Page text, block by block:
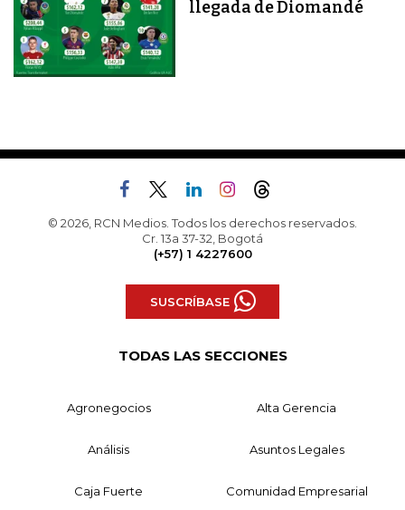
llegada de Diomandé
© 2026, RCN Medios. Todos los derechos reservados.
Cr. 13a 37-32, Bogotá
(+57) 1 4227600
SUSCRÍBASE
TODAS LAS SECCIONES
Agronegocios Alta Gerencia
Análisis Asuntos Legales
Caja Fuerte Comunidad Empresarial